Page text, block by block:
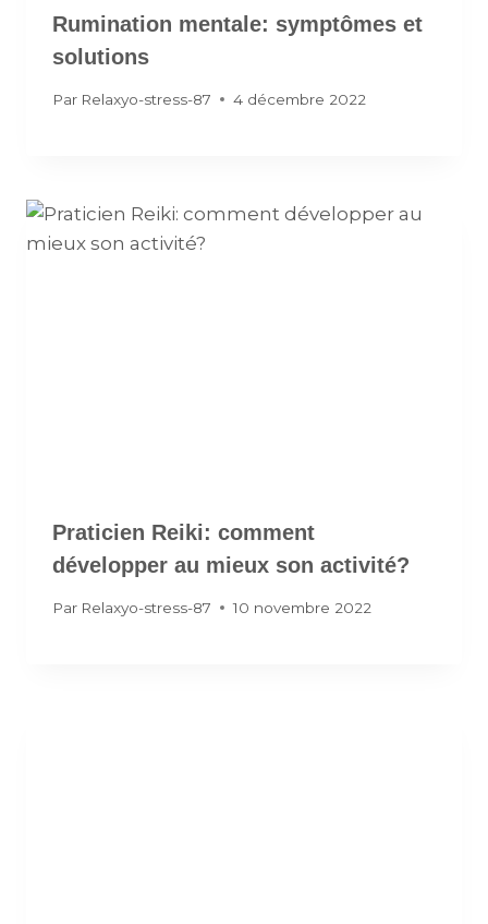
Rumination mentale: symptômes et
solutions
Par Relaxyo-stress-87 4 décembre 2022
Praticien Reiki: comment
développer au mieux son activité?
Par Relaxyo-stress-87 10 novembre 2022